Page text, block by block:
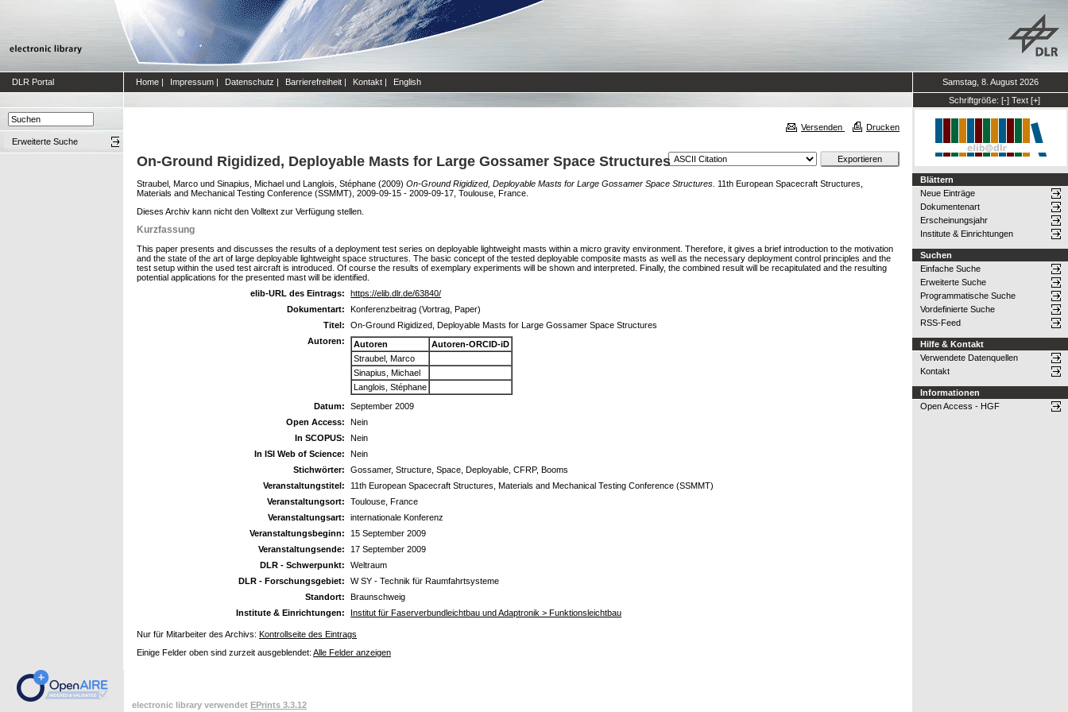
DLR Portal Home | Impressum | Datenschutz | Barrierefreiheit | Kontakt | English
Samstag, 8. August 2026
Schriftgröße: [-] Text [+]
Erweiterte Suche
Versenden Drucken
On-Ground Rigidized, Deployable Masts for Large Gossamer Space Structures
Straubel, Marco und Sinapius, Michael und Langlois, Stéphane (2009) On-Ground Rigidized, Deployable Masts for Large Gossamer Space Structures. 11th European Spacecraft Structures,
Materials and Mechanical Testing Conference (SSMMT), 2009-09-15 - 2009-09-17, Toulouse, France.
Dieses Archiv kann nicht den Volltext zur Verfügung stellen.
Kurzfassung
This paper presents and discusses the results of a deployment test series on deployable lightweight masts within a micro gravity environment. Therefore, it gives a brief introduction to the motivation
and the state of the art of large deployable lightweight space structures. The basic concept of the tested deployable composite masts as well as the necessary deployment control principles and the
test setup within the used test aircraft is introduced. Of course the results of exemplary experiments will be shown and interpreted. Finally, the combined result will be recapitulated and the resulting
potential applications for the presented mast will be identified.
elib-URL des Eintrags:
https://elib.dlr.de/63840/
Dokumentart:
Konferenzbeitrag (Vortrag, Paper)
Titel:
On-Ground Rigidized, Deployable Masts for Large Gossamer Space Structures
Autoren:
Autoren
Autoren-ORCID-iD
Straubel, Marco
Sinapius, Michael
Langlois, Stéphane
Datum:
September 2009
Open Access:
Nein
In SCOPUS:
Nein
In ISI Web of Science:
Nein
Stichwörter:
Gossamer, Structure, Space, Deployable, CFRP, Booms
Veranstaltungstitel:
11th European Spacecraft Structures, Materials and Mechanical Testing Conference (SSMMT)
Veranstaltungsort:
Toulouse, France
Veranstaltungsart:
internationale Konferenz
Veranstaltungsbeginn:
15 September 2009
Veranstaltungsende:
17 September 2009
DLR - Schwerpunkt:
Weltraum
DLR - Forschungsgebiet:
W SY - Technik für Raumfahrtsysteme
Standort:
Braunschweig
Institute & Einrichtungen:
Institut für Faserverbundleichtbau und Adaptronik > Funktionsleichtbau
Nur für Mitarbeiter des Archivs: Kontrollseite des Eintrags
Einige Felder oben sind zurzeit ausgeblendet: Alle Felder anzeigen
Blättern
Neue Einträge
Dokumentenart
Erscheinungsjahr
Institute & Einrichtungen
Suchen
Einfache Suche
Erweiterte Suche
Programmatische Suche
Vordefinierte Suche
RSS-Feed
Hilfe & Kontakt
Verwendete Datenquellen
Kontakt
Informationen
Open Access - HGF
electronic library verwendet EPrints 3.3.12